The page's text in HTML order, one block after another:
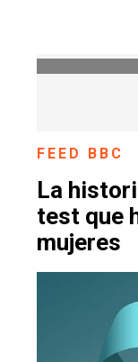
FEED BBC
La
test que
mujeres